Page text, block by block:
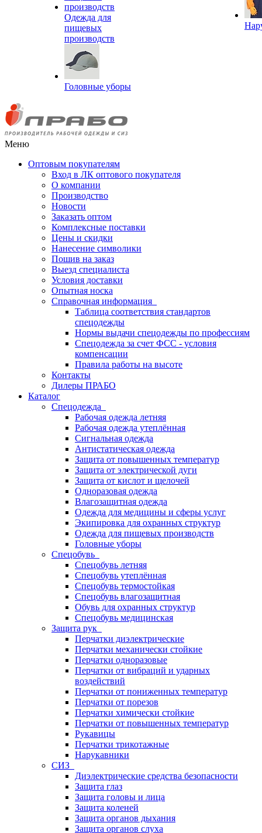
Одежда для
пищевых
производств
Головные уборы
Меню
Оптовым покупателям
Вход в ЛК оптового покупателя
О компании
Производство
Новости
Заказать оптом
Комплексные поставки
Цены и скидки
Нанесение символики
Пошив на заказ
Выезд специалиста
Условия доставки
Опытная носка
Справочная информация
Таблица соответствия стандартов
спецодежды
Нормы выдачи спецодежды по профессиям
Спецодежда за счет ФСС - условия
компенсации
Правила работы на высоте
Контакты
Дилеры ПРАБО
Каталог
Спецодежда
Рабочая одежда летняя
Рабочая одежда утеплённая
Сигнальная одежда
Антистатическая одежда
Защита от повышенных температур
Защита от электрической дуги
Защита от кислот и щелочей
Одноразовая одежда
Влагозащитная одежда
Одежда для медицины и сферы услуг
Экипировка для охранных структур
Одежда для пищевых производств
Головные уборы
Спецобувь
Спецобувь летняя
Спецобувь утеплённая
Спецобувь термостойкая
Спецобувь влагозащитная
Обувь для охранных структур
Спецобувь медицинская
Защита рук
Перчатки диэлектрические
Перчатки механически стойкие
Перчатки одноразовые
Перчатки от вибраций и ударных
воздействий
Перчатки от пониженных температур
Перчатки от порезов
Перчатки химически стойкие
Перчатки от повышенных температур
Рукавицы
Перчатки трикотажные
Нарукавники
СИЗ
Диэлектрические средства безопасности
Защита глаз
Защита головы и лица
Защита коленей
Защита органов дыхания
Защита органов слуха